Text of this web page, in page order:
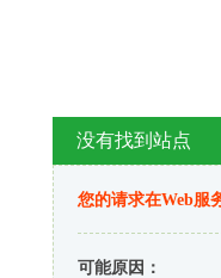
没有找到站点
您的请求在Web服
可能原因：